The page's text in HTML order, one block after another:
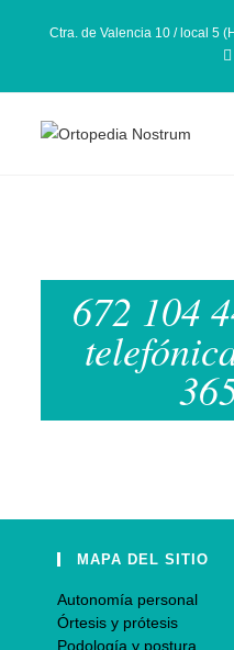
Ctra. de Valencia 10 / local 5
672 104
MAPA DEL SITIO
Autonomía personal
Órtesis y prótesis
Podología y postura